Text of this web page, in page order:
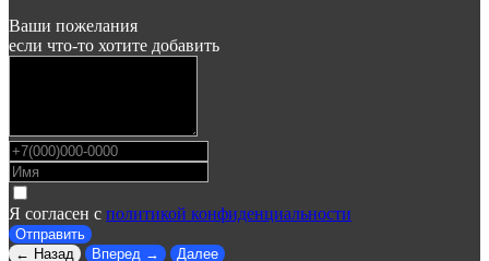
Ваши пожелания
если что-то хотите добавить
Я согласен с политикой конфиденциальности
Отправить
← Назад
Вперед → Далее